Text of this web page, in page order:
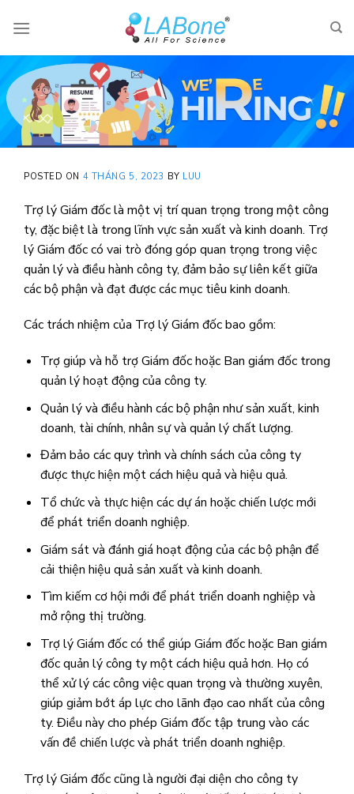
POSTED ON 4 THÁNG 5, 2023 BY LUU
Trợ lý Giám đốc là một vị trí quan trọng trong một công
ty, đặc biệt là trong lĩnh vực sản xuất và kinh doanh. Trợ
lý Giám đốc có vai trò đóng góp quan trọng trong việc
quản lý và điều hành công ty, đảm bảo sự liên kết giữa
các bộ phận và đạt được các mục tiêu kinh doanh.
Các trách nhiệm của Trợ lý Giám đốc bao gồm:
Trợ giúp và hỗ trợ Giám đốc hoặc Ban giám đốc trong
quản lý hoạt động của công ty.
Quản lý và điều hành các bộ phận như sản xuất, kinh
doanh, tài chính, nhân sự và quản lý chất lượng.
Đảm bảo các quy trình và chính sách của công ty
được thực hiện một cách hiệu quả và hiệu quả.
Tổ chức và thực hiện các dự án hoặc chiến lược mới
để phát triển doanh nghiệp.
Giám sát và đánh giá hoạt động của các bộ phận để
cải thiện hiệu quả sản xuất và kinh doanh.
Tìm kiếm cơ hội mới để phát triển doanh nghiệp và
mở rộng thị trường.
Trợ lý Giám đốc có thể giúp Giám đốc hoặc Ban giám
đốc quản lý công ty một cách hiệu quả hơn. Họ có
thể xử lý các công việc quan trọng và thường xuyên,
giúp giảm bớt áp lực cho lãnh đạo cao nhất của công
ty. Điều này cho phép Giám đốc tập trung vào các
vấn đề chiến lược và phát triển doanh nghiệp.
Trợ lý Giám đốc cũng là người đại diện cho công ty